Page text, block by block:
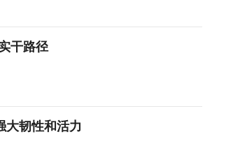
干路径
大韧性和活力